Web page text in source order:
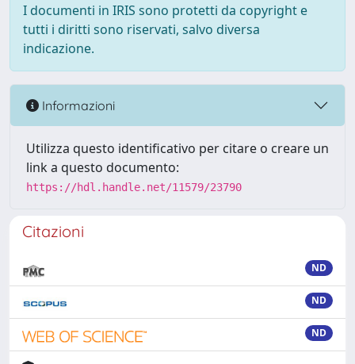
I documenti in IRIS sono protetti da copyright e
tutti i diritti sono riservati, salvo diversa
indicazione.
Informazioni
Utilizza questo identificativo per citare o creare un
link a questo documento:
https://hdl.handle.net/11579/23790
Citazioni
ND
ND
ND